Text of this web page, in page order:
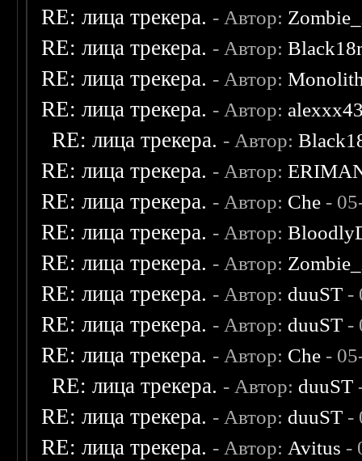
RE: лица трекера. - Автор:
RE: лица трекера. - Автор:
RE: лица трекера. - Автор:
RE: лица трекера. - Автор:
RE: лица трекера. - Автор:
RE: лица трекера. - Автор:
RE: лица трекера. - Автор: Che -
RE: лица трекера. - Автор:
RE: лица трекера. - Автор:
RE: лица трекера. - Автор: duuST -
RE: лица трекера. - Автор: duuST -
RE: лица трекера. - Автор: Che -
RE: лица трекера. - Автор: duuST
RE: лица трекера. - Автор: duuST -
RE: лица трекера. - Автор: Avitus -